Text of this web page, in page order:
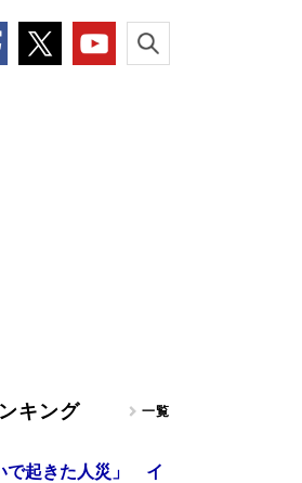
キング 一覧
で起きた人災」 イ